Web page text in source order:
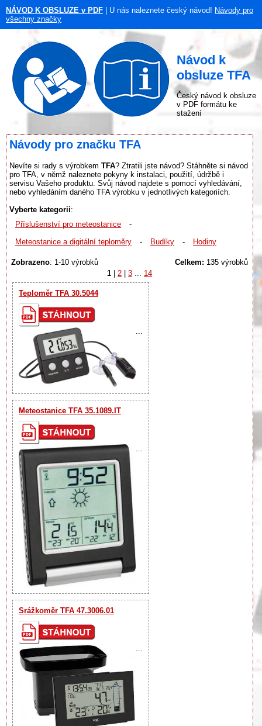
NÁVOD K OBSLUZE v PDF | U nás naleznete český návod! Návody pro
všechny značky
Návod k
obsluze TFA
Český návod k obsluze
v PDF formátu ke
stažení
Návody pro značku TFA
Nevíte si rady s výrobkem TFA? Ztratili jste návod? Stáhněte si návod
pro TFA, v němž naleznete pokyny k instalaci, použití, údržbě i
servisu Vašeho produktu. Svůj návod najdete s pomocí vyhledávání,
nebo vyhledáním daného TFA výrobku v jednotlivých kategoriích.
Vyberte kategorii:
Příslušenství pro meteostanice
-
Meteostanice a digitální teploměry
- Budíky - Hodiny
Zobrazeno: 1-10 výrobků Celkem: 135 výrobků
1 | 2 | 3 14
Teploměr TFA 30.5044
Meteostanice TFA 35.1089.IT
Srážkoměr TFA 47.3006.01